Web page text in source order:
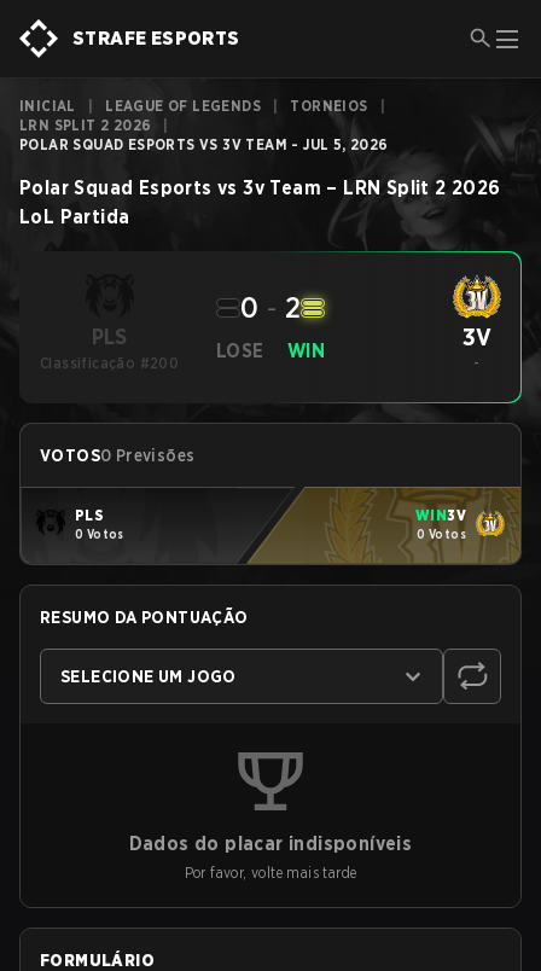
STRAFE ESPORTS
INICIAL LEAGUE OF LEGENDS TORNEIOS
LRN SPLIT 2 2026
POLAR SQUAD ESPORTS VS 3V TEAM - JUL 5, 2026
Polar Squad Esports vs 3v Team – LRN Split 2 2026
LoL Partida
PLS
Classificação #200
LOSE
0 - 2
WIN 3V
-
VOTOS0 Previsões
PLS
0 Votos
WIN3V
0 Votos
RESUMO DA PONTUAÇÃO
SELECIONE UM JOGO
Dados do placar indisponíveis
Por favor, volte mais tarde
FORMULÁRIO